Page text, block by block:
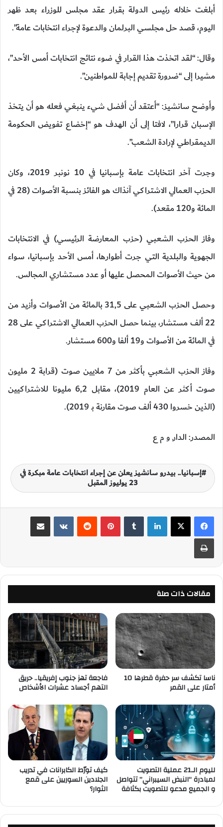
أبلغت خلاله رئيس الدولة بقرار عقد مجلس للوزراء بعد ظهر
اليوم، قصد حل مجلسي البرلمان والدعوة لإجراء انتخابات عامة”.
وقال: “لقد اتخذت هذا القرار في ضوء نتائج انتخابات أمس الأحد”،
مشيرا إلى “ضرورة تقديم إجابة للمواطنين”.
وأوضح سانشيز: “أعتقد أن أفضل شيء ينبغي فعله هو أن يتخذ
الإسبان قرارا”، لافتا إلى أن الهدف هو “إخضاع تفويض الحكومة
الديمقراطي لإرادة الشعب”.
وجرت آخر انتخابات عامة بإسبانيا في 10 نونبر 2019، وكان
الحزب العمالي الاشتراكي آنذاك هو الفائز بنسبة الأصوات (28 في
المائة و120 مقعد).
وفاز الحزب الشعبي (حزب المعارضة الرئيسي) في الانتخابات
الجهوية والبلدية التي جرت أطوارها، أمس الأحد بإسبانيا، سواء
من حيث الأصوات المحصل عليها أو عدد مستشاري المجالس.
وحصل الحزب الشعبي على 31,5 بالمائة من الأصوات وأزيد من
22 ألف مستشار، بينما حصل الحزب العمالي الاشتراكي على 28
في المائة من الأصوات و19 ألفا و600 مستشار.
وفاز الحزب الشعبي بأكثر من 7 ملايين صوت (قرابة 2 مليون
صوت أكثر عن العام 2019)، مقابل 6,2 مليونا للاشتراكيين
(الذين خسروا 430 ألف صوت مقارنة بـ 2019).
المصدر: الدارـ و م ع
إسبانيا.. بيدرو سانشيز يعلن عن إجراء انتخابات عامة مبكرة في
23 يوليوز المقبل
لينكدإن بينتيريست
مقالات ذات صلة
ناسا تكشف سر حفرة قطرها 10
أمتار على القمر
فاجعة تهز جنوب إفريقيا.. حريق
التهم أجساد عشرات الأشخاص
لليوم الـ21 عملية التصويت
لمبادرة “النبض السيبراني” تتواصل
و الجميع مدعو للتصويت بكثافة
كيف تورّط الكابرانات في تدريب
الجلادين السوريين على قمع
الثوار؟